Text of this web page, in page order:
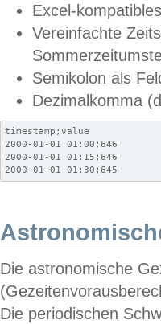
Excel-
Vereinfachte
Semikolon als
Dezimalkomma
timestamp;value
2000-01-01 01:00;646
2000-01-01 01:15;646
2000-01-01 01:30;645
Die astronomische
Die periodischen